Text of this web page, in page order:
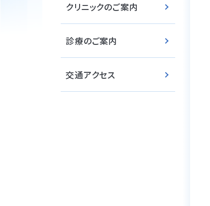
クリニックのご案内
診療のご案内
交通アクセス